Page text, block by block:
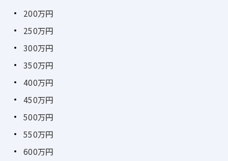
200万円
250万円
300万円
350万円
400万円
450万円
500万円
550万円
600万円